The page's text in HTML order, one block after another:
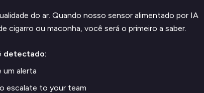
do ar. Quando nosso sensor alimentado por IA
cigarro ou maconha, você será o primeiro a saber.
detectado:
um alerta
escalate to your team